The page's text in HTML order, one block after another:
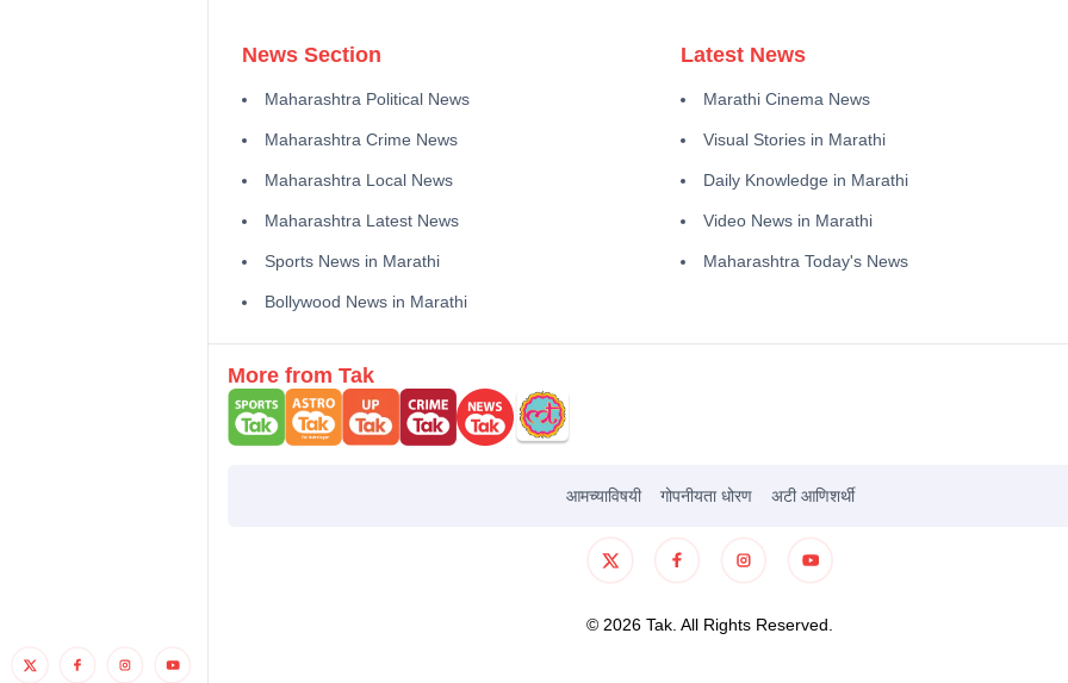
News Section
Maharashtra Political News
Maharashtra Crime News
Maharashtra Local News
Maharashtra Latest News
Sports News in Marathi
Bollywood News in Marathi
Latest News
Marathi Cinema News
Visual Stories in Marathi
Daily Knowledge in Marathi
Video News in Marathi
Maharashtra Today's News
More from Tak
आमच्याविषयी गोपनीयता धोरण अटी आणिशर्थी
©2026 Tak. All Rights Reserved.